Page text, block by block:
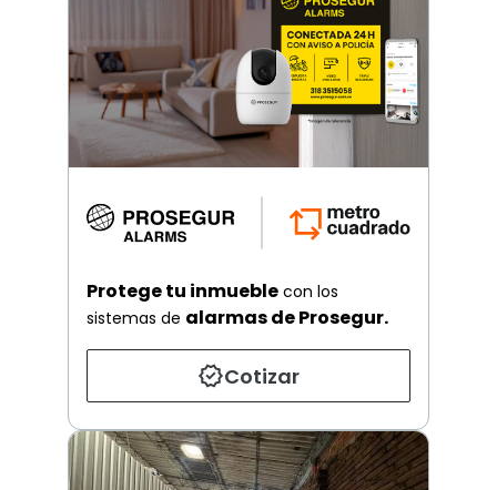
Protege tu inmueble con los
sistemas de alarmas de Prosegur.
Cotizar